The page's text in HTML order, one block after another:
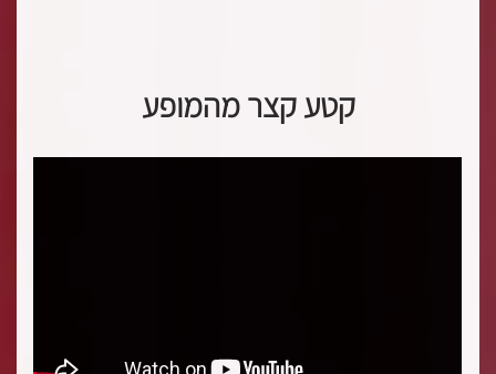
קטע קצר מהמופע